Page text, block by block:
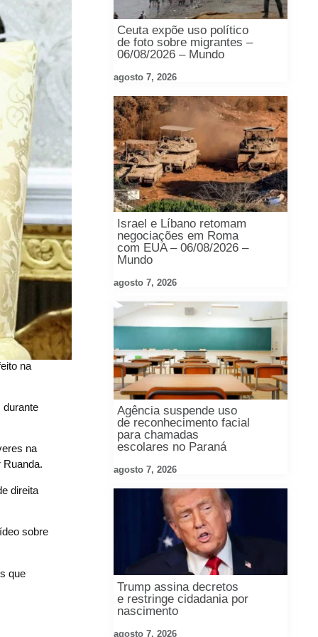
na
durante
na
Ruanda.
direita
sobre
que
Ceuta expõe uso político
de foto sobre migrantes –
06/08/2026 – Mundo
agosto 7, 2026
Israel e Líbano retomam
negociações em Roma
com EUA – 06/08/2026 –
Mundo
agosto 7, 2026
Agência suspende uso
de reconhecimento facial
para chamadas
escolares no Paraná
agosto 7, 2026
Trump assina decretos
e restringe cidadania por
nascimento
agosto 7, 2026